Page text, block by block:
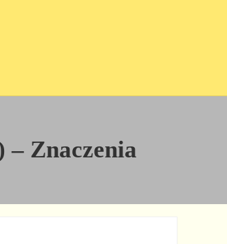
– Znaczenia